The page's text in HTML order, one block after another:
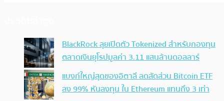
BlackRock ลุยเปิดตัว Tokenized สำหรับกองทุน
ตลาดเงินยุโรปมูลค่า 3.11 แสนล้านดอลลาร์
แบงก์ใหญ่สุดของอิตาลี ลดสัดส่วน Bitcoin ETF
ลง 99% หันลงทุน ใน Ethereum แทนถึง 3 เท่า